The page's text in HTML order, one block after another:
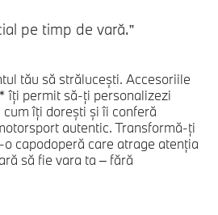
pe timp de vară.”
tău să străluceşti. Accesoriile
îţi permit să-ţi personalizezi
îţi doreşti şi îi conferă
autentic. Transformă-ţi
capodoperă care atrage atenţia
să fie vara ta – fără